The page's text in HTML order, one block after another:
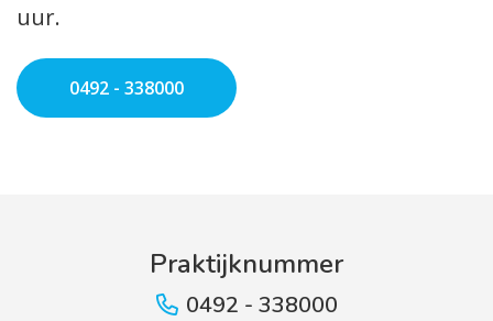
uur.
0492 - 338000
Praktijknummer
0492 - 338000